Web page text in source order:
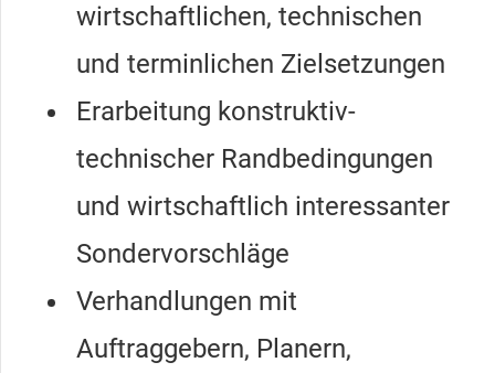
wirtschaftlichen, technischen
und terminlichen Zielsetzungen
Erarbeitung konstruktiv-
technischer Randbedingungen
und wirtschaftlich interessanter
Sondervorschläge
Verhandlungen mit
Auftraggebern, Planern,